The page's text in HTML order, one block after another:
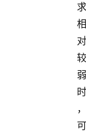
求
相
对
较
弱
时
，
可